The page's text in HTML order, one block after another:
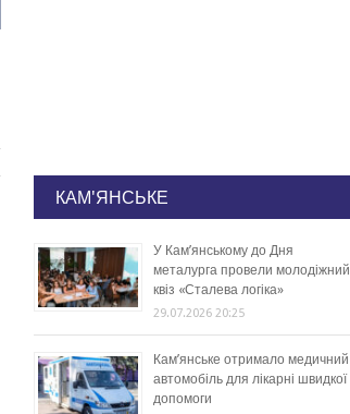
КАМ'ЯНСЬКЕ
У Кам’янському до Дня
металурга провели молодіжний
квіз «Сталева логіка»
29.07.2026 20:25
Кам’янське отримало медичний
автомобіль для лікарні швидкої
допомоги